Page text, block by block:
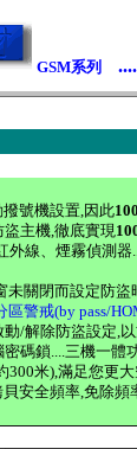
GSM系列
號機設置,因此
主機,徹底實現
外線、煙霧偵測
未關閉而設定防
警戒(by pass/
/解除防盜設定,
碼鎖....三機一
300米),滿足您更
安全頻率,免除